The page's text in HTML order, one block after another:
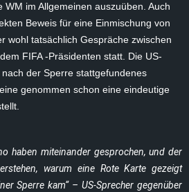
WM im Allgemeinen auszuüben. Auch
Beweis für eine Einmischung von
wohl tatsächlich Gespräche zwischen
FIFA -Präsidenten statt. Die US-
der Sperre stattgefundenes
genommen schon eine eindeutige
haben miteinander gesprochen, und der
warum eine Rote Karte gezeigt
Sperre kam“ – US-Sprecher gegenüber